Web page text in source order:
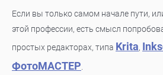
Если вы только самом начале пути,
этой профессии, есть смысл
простых редакторах, типа Krita,
ФотоМАСТЕР